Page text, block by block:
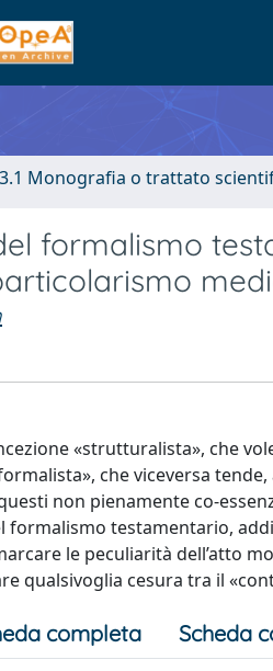
3.1 Monografia o trattato
formalismo
«strutturalista», che
che viceversa
non pienamente co-
formalismo testamentario,
le peculiarità dell’atto
qualsivoglia cesura tra il
completa Scheda